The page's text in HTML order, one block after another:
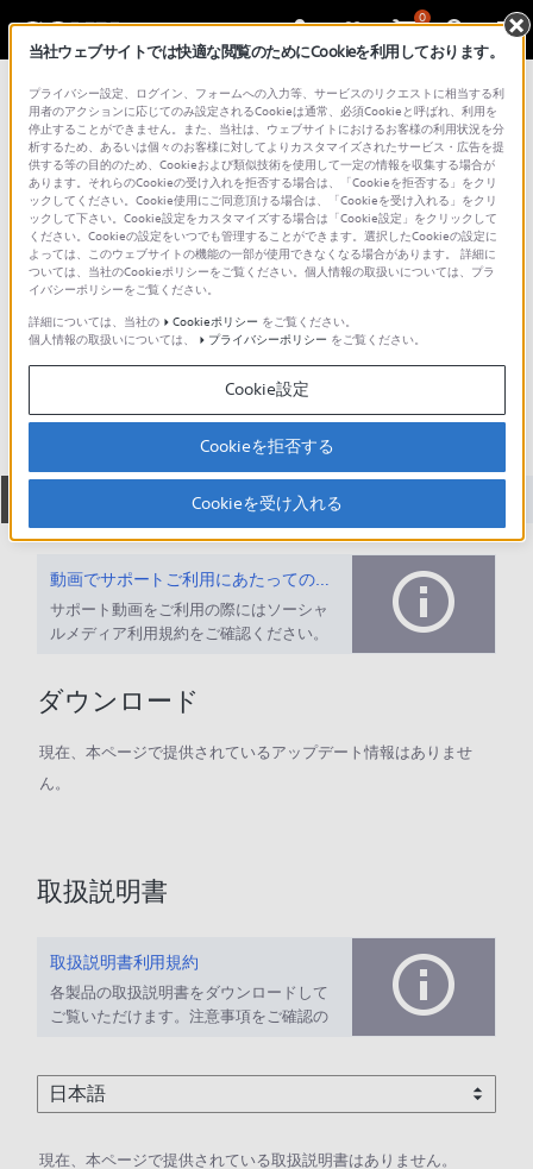
0
総合サポート・お問い合わせ プロジェクターランプ
LMP-H150
ダウンロード 取扱説明書
動画でサポートご利用にあたってのお願い
サポート動画をご利用の際にはソーシャ
ルメディア利用規約をご確認ください。
ダウンロード
現在、本ページで提供されているアップデート情報はありませ
ん。
取扱説明書
取扱説明書利用規約
各製品の取扱説明書をダウンロードして
ご覧いただけます。注意事項をご確認の
現在、本ページで提供されている取扱説明書はありません。
当社ウェブサイトでは快適な閲覧のためにCookieを利用しております。
プライバシー設定、ログイン、フォームへの入力等、サービスのリクエストに相当する利
用者のアクションに応じてのみ設定されるCookieは通常、必須Cookieと呼ばれ、利用を
停止することができません。また、当社は、ウェブサイトにおけるお客様の利用状況を分
析するため、あるいは個々のお客様に対してよりカスタマイズされたサービス・広告を提
供する等の目的のため、Cookieおよび類似技術を使用して一定の情報を収集する場合が
あります。それらのCookieの受け入れを拒否する場合は、「Cookieを拒否する」をクリ
ックしてください。Cookie使用にご同意頂ける場合は、「Cookieを受け入れる」をクリ
ックして下さい。Cookie設定をカスタマイズする場合は「Cookie設定」をクリックして
ください。Cookieの設定をいつでも管理することができます。選択したCookieの設定に
よっては、このウェブサイトの機能の一部が使用できなくなる場合があります。 詳細に
ついては、当社のCookieポリシーをご覧ください。個人情報の取扱いについては、プラ
イバシーポリシーをご覧ください。
詳細については、当社の
Cookieポリシー をご覧ください。
個人情報の取扱いについては、
プライバシーポリシー をご覧ください。
Cookie設定
Cookieを拒否する
Cookieを受け入れる